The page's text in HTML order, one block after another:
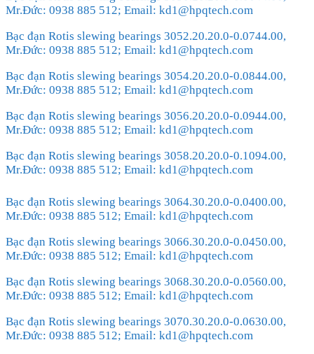
Mr.Đức: 0938 885 512; Email: kd1@hpqtech.com
Bạc đạn Rotis slewing bearings 3052.20.20.0-0.0744.00,
Mr.Đức: 0938 885 512; Email: kd1@hpqtech.com
Bạc đạn Rotis slewing bearings 3054.20.20.0-0.0844.00,
Mr.Đức: 0938 885 512; Email: kd1@hpqtech.com
Bạc đạn Rotis slewing bearings 3056.20.20.0-0.0944.00,
Mr.Đức: 0938 885 512; Email: kd1@hpqtech.com
Bạc đạn Rotis slewing bearings 3058.20.20.0-0.1094.00,
Mr.Đức: 0938 885 512; Email: kd1@hpqtech.com
Bạc đạn Rotis slewing bearings 3064.30.20.0-0.0400.00,
Mr.Đức: 0938 885 512; Email: kd1@hpqtech.com
Bạc đạn Rotis slewing bearings 3066.30.20.0-0.0450.00,
Mr.Đức: 0938 885 512; Email: kd1@hpqtech.com
Bạc đạn Rotis slewing bearings 3068.30.20.0-0.0560.00,
Mr.Đức: 0938 885 512; Email: kd1@hpqtech.com
Bạc đạn Rotis slewing bearings 3070.30.20.0-0.0630.00,
Mr.Đức: 0938 885 512; Email: kd1@hpqtech.com